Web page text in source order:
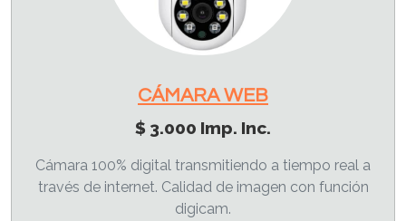
CÁMARA WEB
$ 3.000 Imp. Inc.
Cámara 100% digital transmitiendo a tiempo real a
través de internet. Calidad de imagen con función
digicam.